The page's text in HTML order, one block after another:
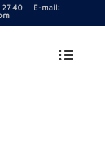
40 E-mail: